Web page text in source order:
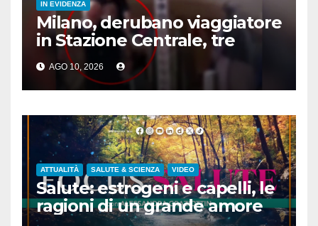
IN EVIDENZA
Milano, derubano viaggiatore
in Stazione Centrale, tre
arresti
AGO 10, 2026
ATTUALITÀ SALUTE & SCIENZA VIDEO
Salute: estrogeni e capelli, le
ragioni di un grande amore